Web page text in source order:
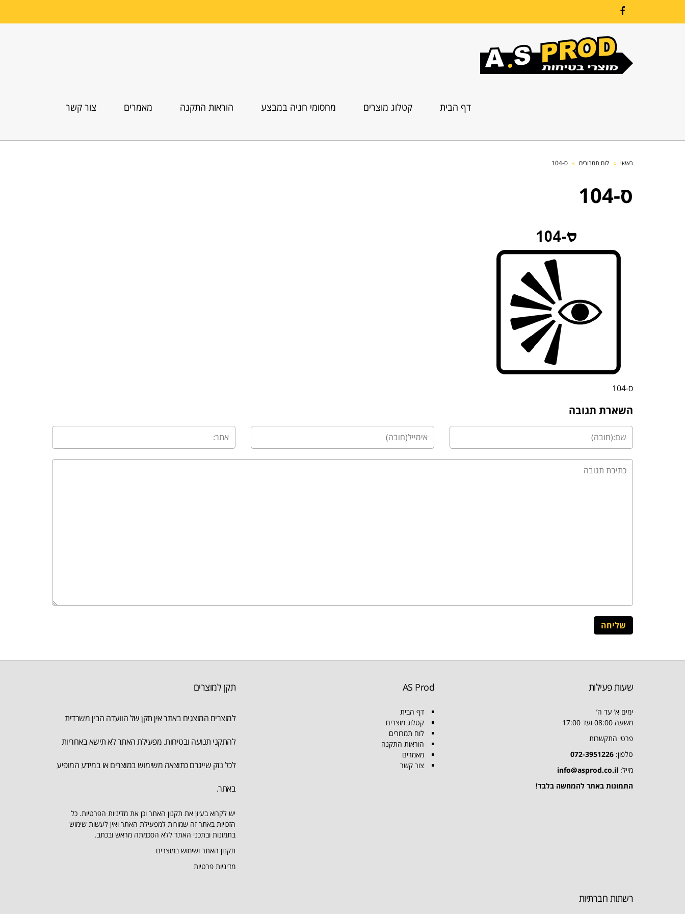
דף הבית קטלוג מוצרים מחסומי חניה במבצע הוראות התקנה מאמרים צור קשר
ראשי » לוח תמרורים » ס-104
ס-104
ס-104
השארת תגובה
שעות פעילות
ימים א’ עד ה’
משעה 08:00 ועד 17:00
פרטי התקשרות
טלפון: 072-3951226
מייל: info@asprod.co.il
התמונות באתר להמחשה בלבד!
AS Prod
דף הבית
קטלוג מוצרים
לוח תמרורים
הוראות התקנה
מאמרים
צור קשר
תקן למוצרים
למוצרים המוצגים באתר אין תקן של הוועדה הבין משרדית
להתקני תנועה ובטיחות. מפעילת האתר לא תישא באחריות
לכל נזק שייגרם כתוצאה משימוש במוצרים או במידע המופיע
באתר.
יש לקרוא בעיון את תקנון האתר וכן את מדיניות הפרטיות. כל
הזכויות באתר זה שמורות למפעילת האתר ואין לעשות שימוש
בתמונות ובתכני האתר ללא הסכמתה מראש ובכתב.
תקנון האתר ושימוש במוצרים
מדיניות פרטיות
רשתות חברתיות